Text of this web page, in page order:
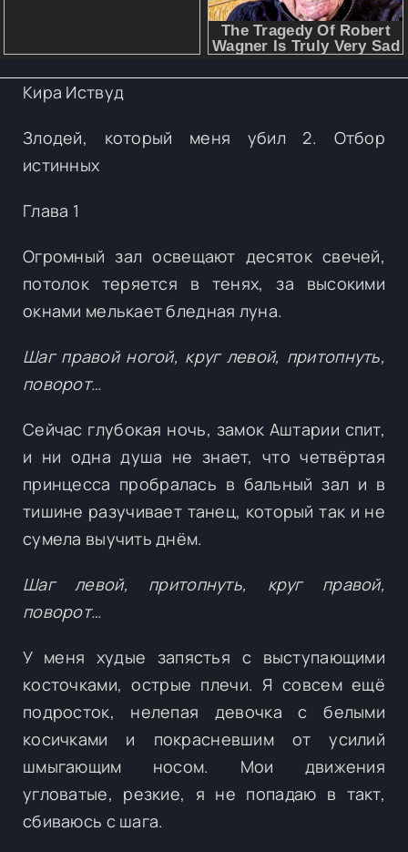
Кира Иствуд
Злодей, который меня убил 2. Отбор
истинных
Глава 1
Огромный зал освещают десяток свечей,
потолок теряется в тенях, за высокими
окнами мелькает бледная луна.
Шаг правой ногой, круг левой, притопнуть,
поворот…
Сейчас глубокая ночь, замок Аштарии спит,
и ни одна душа не знает, что четвёртая
принцесса пробралась в бальный зал и в
тишине разучивает танец, который так и не
сумела выучить днём.
Шаг левой, притопнуть, круг правой,
поворот…
У меня худые запястья с выступающими
косточками, острые плечи. Я совсем ещё
подросток, нелепая девочка с белыми
косичками и покрасневшим от усилий
шмыгающим носом. Мои движения
угловатые, резкие, я не попадаю в такт,
сбиваюсь с шага.